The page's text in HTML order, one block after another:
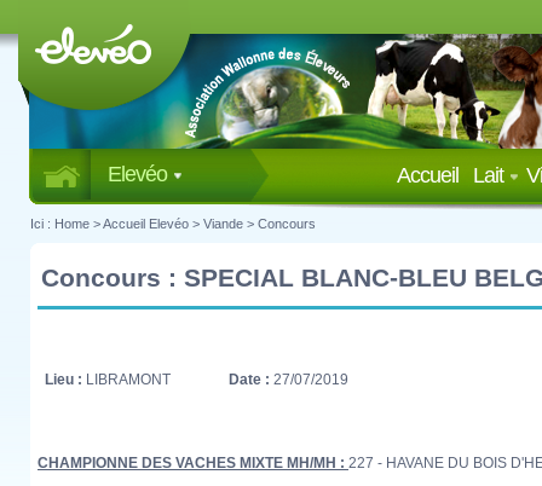
Elevéo Lait
Accueil
Ici : Home >Accueil Elevéo > Viande > Concours
Concours : SPECIAL BLANC-BLEU
Lieu : LIBRAMONT Date : 27/07/2019
CHAMPIONNE DES VACHES MIXTE MH/MH : 227 - HAVANE DU BOIS